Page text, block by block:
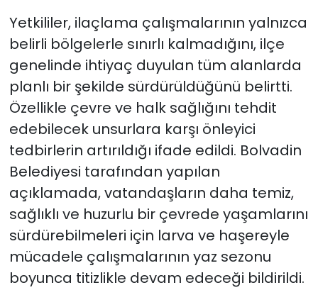
Yetkililer, ilaçlama çalışmalarının yalnızca
belirli bölgelerle sınırlı kalmadığını, ilçe
genelinde ihtiyaç duyulan tüm alanlarda
planlı bir şekilde sürdürüldüğünü belirtti.
Özellikle çevre ve halk sağlığını tehdit
edebilecek unsurlara karşı önleyici
tedbirlerin artırıldığı ifade edildi. Bolvadin
Belediyesi tarafından yapılan
açıklamada, vatandaşların daha temiz,
sağlıklı ve huzurlu bir çevrede yaşamlarını
sürdürebilmeleri için larva ve haşereyle
mücadele çalışmalarının yaz sezonu
boyunca titizlikle devam edeceği bildirildi.